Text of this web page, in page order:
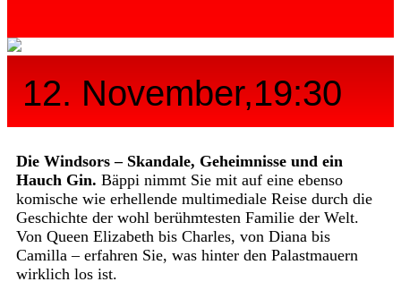
12. November,19:30
Die Windsors – Skandale, Geheimnisse und ein
Hauch Gin. Bäppi nimmt Sie mit auf eine ebenso
komische wie erhellende multimediale Reise durch die
Geschichte der wohl berühmtesten Familie der Welt.
Von Queen Elizabeth bis Charles, von Diana bis
Camilla – erfahren Sie, was hinter den Palastmauern
wirklich los ist.